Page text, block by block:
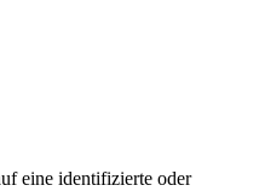
eine identifizierte oder